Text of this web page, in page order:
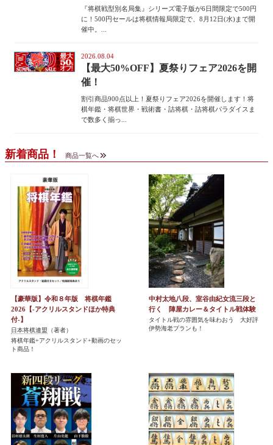
『将棋戦型別名局集』シリーズ電子版が6日間限定で500円
に！500円セールは将棋情報局限定で、8月12日(水)まで開
催中。...
2026.08.04
【最大50%OFF】夏祭りフェア2026を開
催！
割引商品900点以上！夏祭りフェア2026を開催します！将
棋年鑑・将棋世界・戦術書・詰将棋・詰将棋パラダイスま
で数多く揃っ...
新着商品！ 商品一覧へ
【豪華版】令和８年版 将棋年鑑
2026【-アクリルスタンドほか特典
付-】
日本将棋連盟 （著者）
将棋年鑑+アクリルスタンド+動画のセッ
ト商品！
中村太地八段、室谷由紀女流三段と
行く 陣屋カレー＆タイトル戦体験
タイトル戦の雰囲気を味わおう 大好評
伊勢海老プランも！